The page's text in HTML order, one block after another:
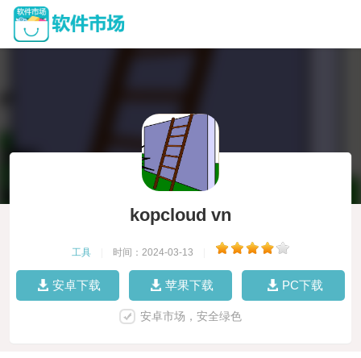
kopcloud vn
工具 时间：2024-03-13
安卓下载 苹果下载 PC下载
安卓市场，安全绿色